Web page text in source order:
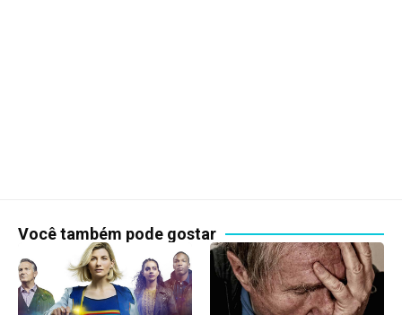
Você também pode gostar